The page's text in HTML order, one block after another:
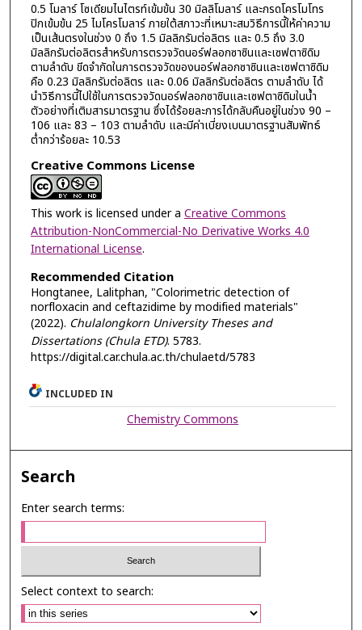
0.5 โมลาร์ โซเดียมไนไตรท์เข้มข้น 30 มิลลิโมลาร์ และกรดโครโมโทร
ปิกเข้มข้น 25 ไมโครโมลาร์ ภายใต้สภาวะที่เหมาะสมวิธีการนี้ให้ค่าความ
เป็นเส้นตรงในช่วง 0 ถึง 1.5 มิลลิกรัมต่อลิตร และ 0.5 ถึง 3.0
มิลลิกรัมต่อลิตรสำหรับการตรวจวัดนอร์ฟลอกซาซินและเซฟตาซิดิม
ตามลำดับ ขีดจำกัดในการตรวจวัดของนอร์ฟลอกซาซินและเซฟตาซิดิม
คือ 0.23 มิลลิกรัมต่อลิตร และ 0.06 มิลลิกรัมต่อลิตร ตามลำดับ ได้
นำวิธีการนี้ไปใช้ในการตรวจวัดนอร์ฟลอกซาซินและเซฟตาซิดิมในน้ำ
ตัวอย่างที่เติมสารมาตรฐาน ซึ่งได้ร้อยละการได้กลับคืนอยู่ในช่วง 90 –
106 และ 83 – 103 ตามลำดับ และมีค่าเบี่ยงเบนมาตรฐานสัมพัทธ์
ต่ำกว่าร้อยละ 10.53
Creative Commons License
This work is licensed under a Creative Commons
Attribution-NonCommercial-No Derivative Works 4.0
International License.
Recommended Citation
Hongtanee, Lalitphan, "Colorimetric detection of
norfloxacin and ceftazidime by modified materials"
(2022). Chulalongkorn University Theses and
Dissertations (Chula ETD). 5783.
https://digital.car.chula.ac.th/chulaetd/5783
INCLUDED IN
Chemistry Commons
Search
Enter search terms:
Select context to search: